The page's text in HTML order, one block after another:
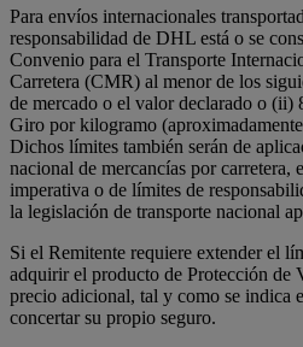
Para envíos internacionales
responsabilidad de DHL está o se
Convenio para el Transporte
Carretera (CMR) al menor de los
de mercado o el valor declarado o (ii)
Giro por kilogramo
Dichos límites también serán de
nacional de mercancías por carretera,
imperativa o de límites de
la legislación de transporte nacional
Si el Remitente requiere extender el
adquirir el producto de Protección de
precio adicional, tal y como se indica
concertar su propio seguro.